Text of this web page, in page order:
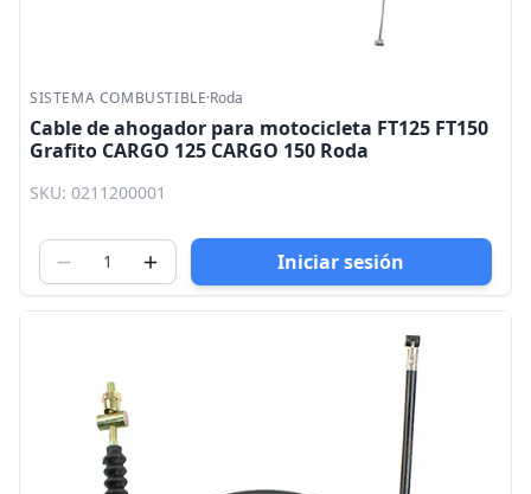
SISTEMA COMBUSTIBLE·Roda
Cable de ahogador para motocicleta FT125 FT150
Grafito CARGO 125 CARGO 150 Roda
SKU: 0211200001
Iniciar sesión